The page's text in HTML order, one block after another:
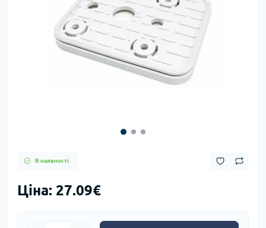
В наявності.
Ціна: 27.09€